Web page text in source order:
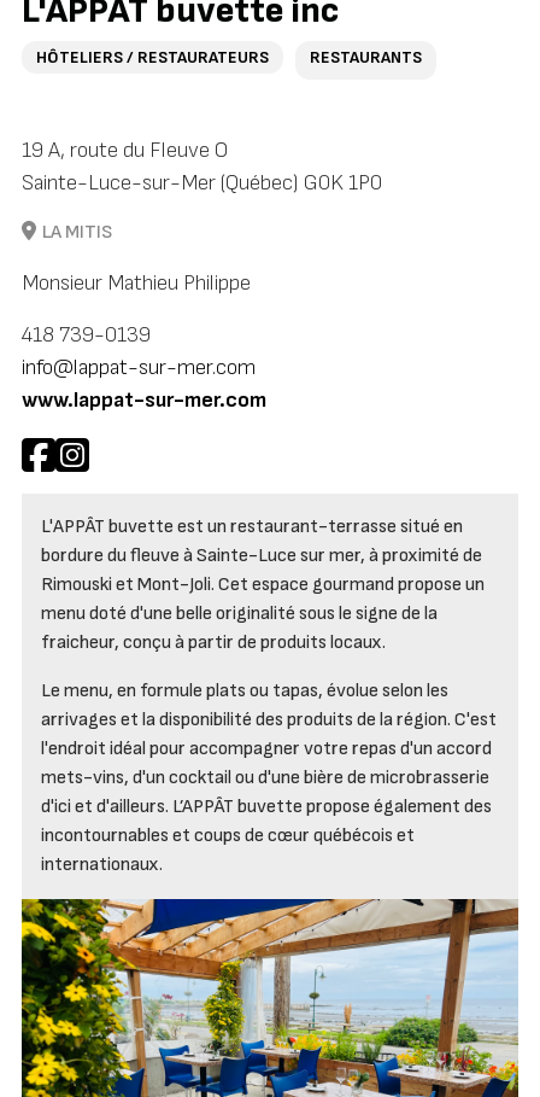
L'APPÂT buvette inc
HÔTELIERS / RESTAURATEURS RESTAURANTS
19 A, route du Fleuve O
Sainte-Luce-sur-Mer (Québec) G0K 1P0
LA MITIS
Monsieur Mathieu Philippe
418 739-0139
info@lappat-sur-mer.com
www.lappat-sur-mer.com
L'APPÂT buvette est un restaurant-terrasse situé en
bordure du fleuve à Sainte-Luce sur mer, à proximité de
Rimouski et Mont-Joli. Cet espace gourmand propose un
menu doté d'une belle originalité sous le signe de la
fraicheur, conçu à partir de produits locaux.
Le menu, en formule plats ou tapas, évolue selon les
arrivages et la disponibilité des produits de la région. C'est
l'endroit idéal pour accompagner votre repas d'un accord
mets-vins, d'un cocktail ou d'une bière de microbrasserie
d'ici et d'ailleurs. L’APPÂT buvette propose également des
incontournables et coups de cœur québécois et
internationaux.